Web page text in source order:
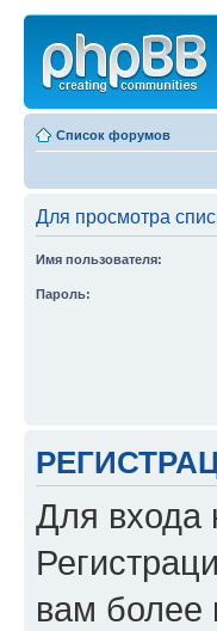
Список форумов
Для просмотра
Имя пользователя:
Пароль:
Для входа
вам более